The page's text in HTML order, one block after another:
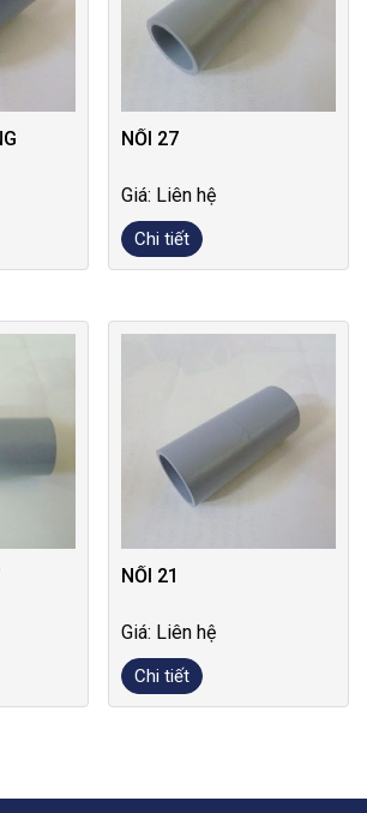
NỐI 27
Giá: Liên hệ
Chi tiết
NỐI 21
Giá: Liên hệ
Chi tiết